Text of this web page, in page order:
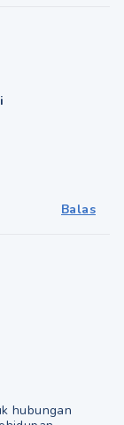
Balas
hubungan